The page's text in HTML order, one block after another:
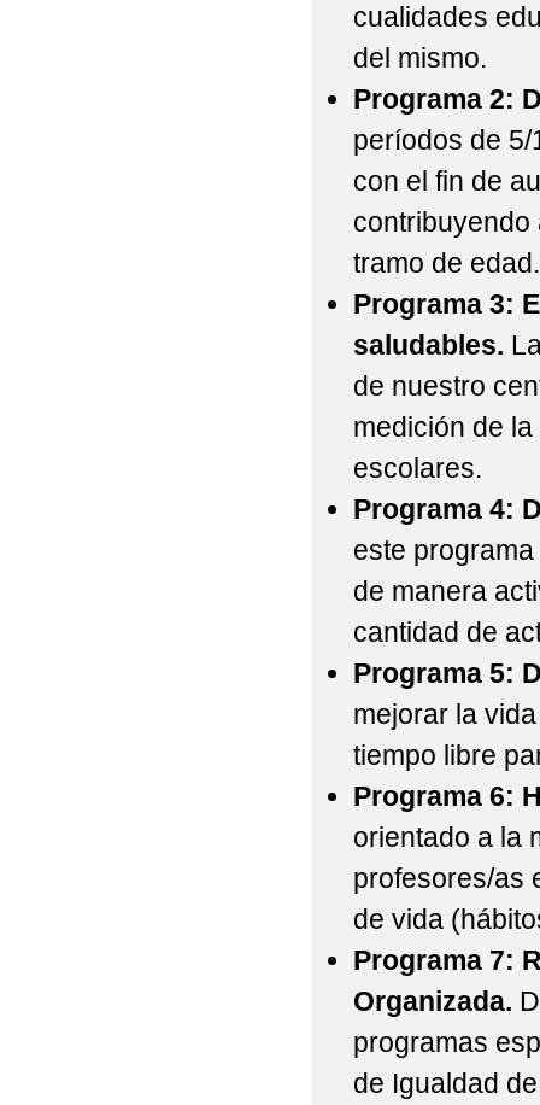
cualidades
del mismo.
Programa 2:
períodos de
con el fin de
tramo de edad.
Programa 3:
saludables.
de nuestro
medición de
escolares.
Programa 4:
este
de manera
cantidad de
Programa 5:
mejorar la
tiempo libre
Programa 6:
orientado a la
profesores/as
de vida
Programa 7:
Organizada.
programas
de Igualdad